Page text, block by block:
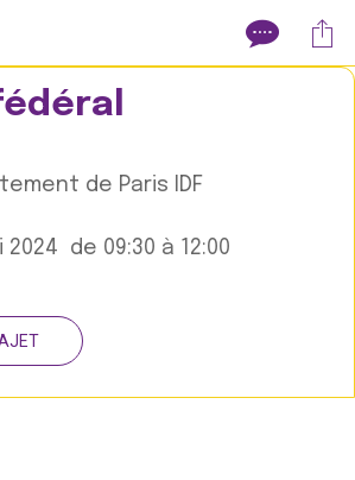
de Paris IDF
2024  de 09:30 à 12:00